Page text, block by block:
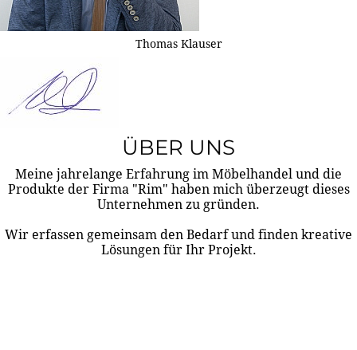
Thomas Klauser
ÜBER UNS
Meine jahrelange Erfahrung im Möbelhandel und die
Produkte der Firma "Rim" haben mich überzeugt dieses
Unternehmen zu gründen.
Wir erfassen gemeinsam den Bedarf und finden kreative
Lösungen für Ihr Projekt.